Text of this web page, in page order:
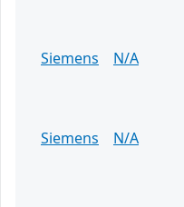
Siemens
N/A
Siemens
N/A